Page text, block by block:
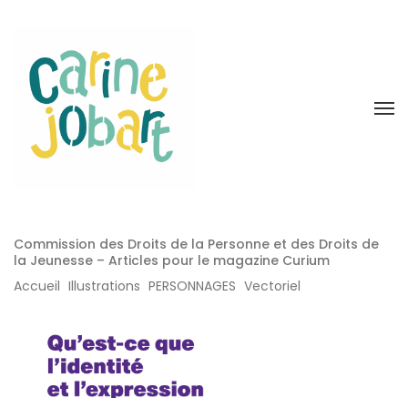
Commission des Droits de la Personne et des Droits de
la Jeunesse – Articles pour le magazine Curium
Accueil Illustrations PERSONNAGES Vectoriel